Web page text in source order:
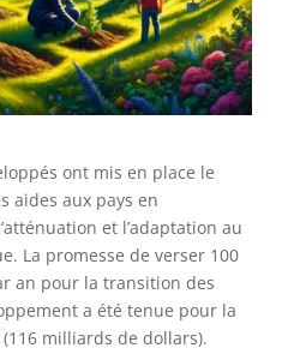
ont mis en place le
aides aux pays en
et l’adaptation au
La promesse de verser 100
an pour la transition des
a été tenue pour la
milliards de dollars).